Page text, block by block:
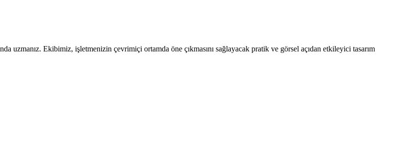
uzmanız. Ekibimiz, işletmenizin çevrimiçi ortamda öne çıkmasını sağlayacak pratik ve görsel açıdan etkileyici tasarım